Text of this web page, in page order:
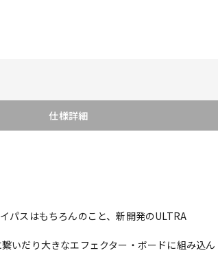
仕様詳細
パスはもちろんのこと、新開発のULTRA
いだり大きなエフェクター・ボードに組み込ん